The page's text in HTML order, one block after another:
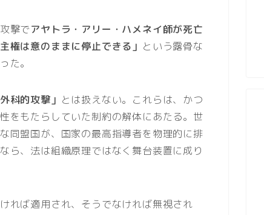
撃でアヤトラ・アリー・ハメネイ師が死亡
権は意のままに停止できる」 という露骨な
た。
外科的攻撃」 とは扱えない。これらは、かつ
をもたらしていた制約の解体にあたる。世
同盟国が、国家の最高指導者を物理的に排
ら、法は組織原理ではなく舞台装置に成り
れば適用され、そうでなければ無視され